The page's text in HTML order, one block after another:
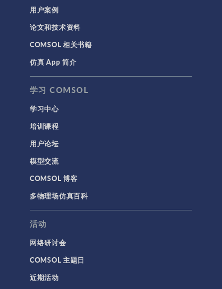
科学新闻
结构 & 声学
MEMS & 压电器件
声学与振动
岩土力学
材料模型
结构力学
结构动力学
API
代理模型
仿真 App
基于方程建模
安装与许可证管理
建模工具和定义
用户案例
论文和技术资料
COMSOL 相关书籍
仿真 App 简介
学习 COMSOL
学习中心
培训课程
用户论坛
模型交流
COMSOL 博客
多物理场仿真百科
活动
网络研讨会
COMSOL 主题日
近期活动